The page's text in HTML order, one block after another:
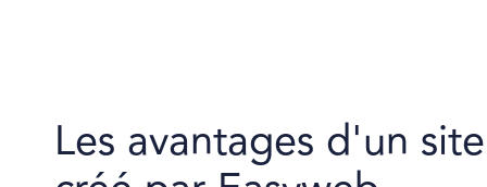
Les avantages d'un